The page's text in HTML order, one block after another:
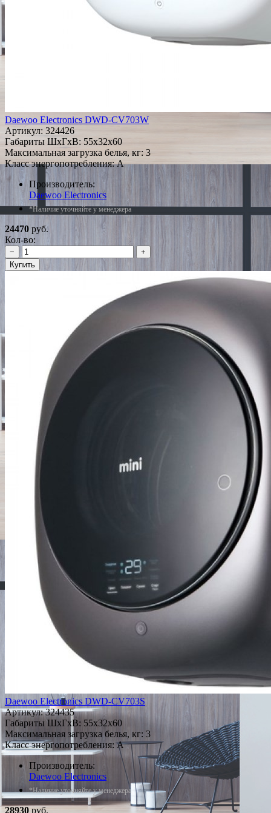
Daewoo Electronics DWD-CV703W
Артикул: 324426
Габариты ШxГxВ: 55x32x60
Максимальная загрузка белья, кг: 3
Класс энергопотребления: A
Производитель:
Daewoo Electronics
*Наличие уточняйте у менеджера
24470 руб.
Кол-во:
−
+
Купить
Daewoo Electronics DWD-CV703S
Артикул:324435
Габариты ШxГxВ: 55x32x60
Максимальная загрузка белья, кг: 3
Класс энергопотребления: A
Производитель:
Daewoo Electronics
*Наличие уточняйте у менеджера
28930 руб.